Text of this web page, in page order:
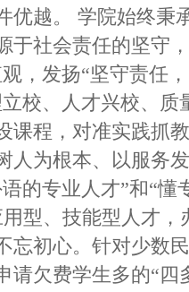
优越。 学院始终秉
于社会责任的坚守
，发扬“坚守责任
校、人才兴校、质
课程，对准实践抓
人为根本、以服务
的专业人才”和“懂
型、技能型人才
忘初心。针对少数
请欠费学生多的“四